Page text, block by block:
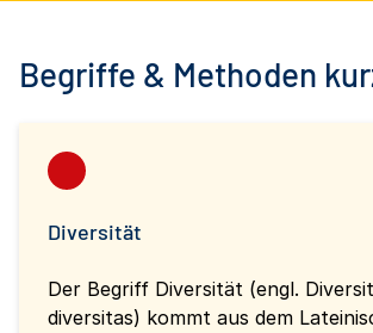
Begriffe & Methoden
Diversität
Der Begriff Diversität (engl.
diversitas) kommt aus dem